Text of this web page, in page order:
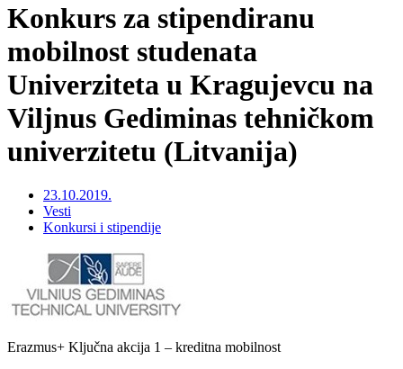
Konkurs za stipendiranu
mobilnost studenata
Univerziteta u Kragujevcu na
Viljnus Gediminas tehničkom
univerzitetu (Litvanija)
23.10.2019.
Vesti
Konkursi i stipendije
Erazmus+ Ključna akcija 1 – kreditna mobilnost